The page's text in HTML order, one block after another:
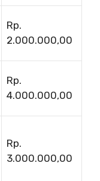
Rp.
2.000.000,00
Rp.
4.000.000,00
Rp.
3.000.000,00